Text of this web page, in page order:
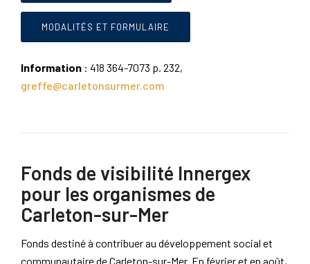
MODALITÉS ET FORMULAIRE
Information : 418 364-7073 p. 232,
greffe@carletonsurmer.com
Fonds de visibilité Innergex
pour les organismes de
Carleton-sur-Mer
Fonds destiné à contribuer au développement social et
communautaire de Carleton-sur-Mer. En février et en août,